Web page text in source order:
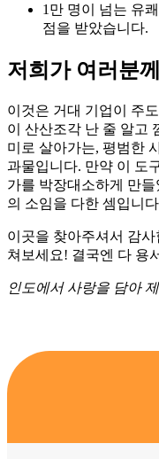
1만 명이 넘는 유
점을 받았습니다.
저희가 여러분
이것은 거대 기업이 주
이 산산조각 난 줄 알고
미로 살아가는, 평범한
과물입니다. 만약 이 도
가를 박장대소하게 만
의 소임을 다한 셈입니
이곳을 찾아주셔서 감
쳐보세요! 결국엔 다 용
인도에서 사랑을 담아